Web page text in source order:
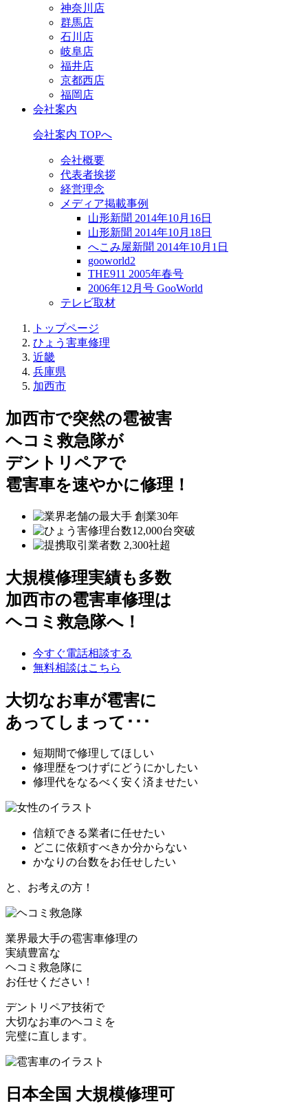
神奈川店
群馬店
石川店
岐阜店
福井店
京都西店
福岡店
会社案内
会社案内 TOPへ
会社概要
代表者挨拶
経営理念
メディア掲載事例
山形新聞 2014年10月16日
山形新聞 2014年10月18日
へこみ屋新聞 2014年10月1日
gooworld2
THE911 2005年春号
2006年12月号 GooWorld
テレビ取材
トップページ
ひょう害車修理
近畿
兵庫県
加西市
加西市で突然の雹被害
ヘコミ救急隊が
デントリペアで
雹害車を速やかに修理！
大規模修理実績も多数
加西市の雹害車修理は
ヘコミ救急隊へ！
今すぐ電話相談する
無料相談はこちら
大切なお車が雹害に
あってしまって･･･
短期間で修理してほしい
修理歴をつけずにどうにかしたい
修理代をなるべく安く済ませたい
信頼できる業者に任せたい
どこに依頼すべきか分からない
かなりの台数をお任せしたい
と、お考えの方！
業界最大手の雹害車修理の
実績豊富な
ヘコミ救急隊に
お任せください！
デントリペア技術で
大切なお車のヘコミを
完璧に直します。
日本全国 大規模修理可